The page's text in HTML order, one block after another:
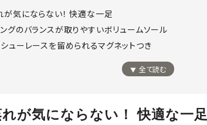
が気にならない！ 快適な一足
グのバランスが取りやすいボリュームソール
ューレースを留められるマグネットつき
全て読む
が気にならない！ 快適な一足